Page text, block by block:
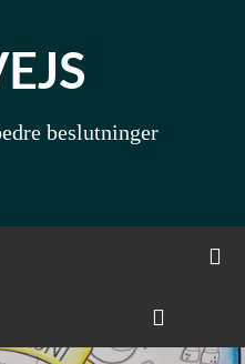
beslutninger